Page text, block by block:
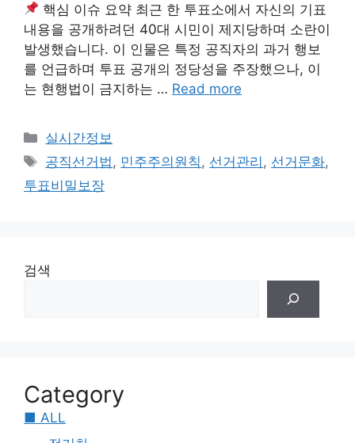
핵심 이슈 요약 최근 한 투표소에서 자신의 기표
내용을 공개하려던 40대 시민이 제지당하며 소란이
발생했습니다. 이 인물은 특정 공직자의 과거 행보
를 언급하며 투표 공개의 정당성을 주장했으나, 이
는 현행법이 금지하는 … Read more
Categories
실시간정보
Tags
공직선거법 , 민주주의원칙 , 선거관리 , 선거문화,
투표비밀보장
검색
Category
■ ALL